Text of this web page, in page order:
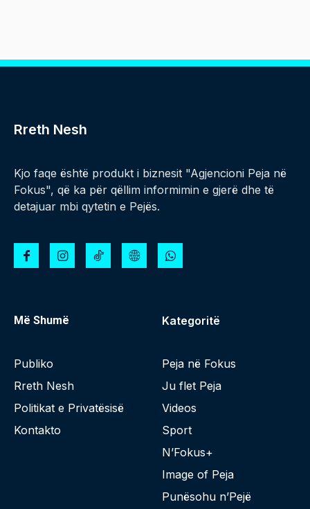
Rreth Nesh
Kjo faqe është produkt i biznesit "Agjencioni Peja në
Fokus", që ka për qëllim informimin e gjerë dhe të
detajuar mbi qytetin e Pejës.
Më Shumë
Publiko
Rreth Nesh
Politikat e Privatësisë
Kontakto
Kategoritë
Peja në Fokus
Ju flet Peja
Videos
Sport
N’Fokus+
Image of Peja
Punësohu n’Pejë